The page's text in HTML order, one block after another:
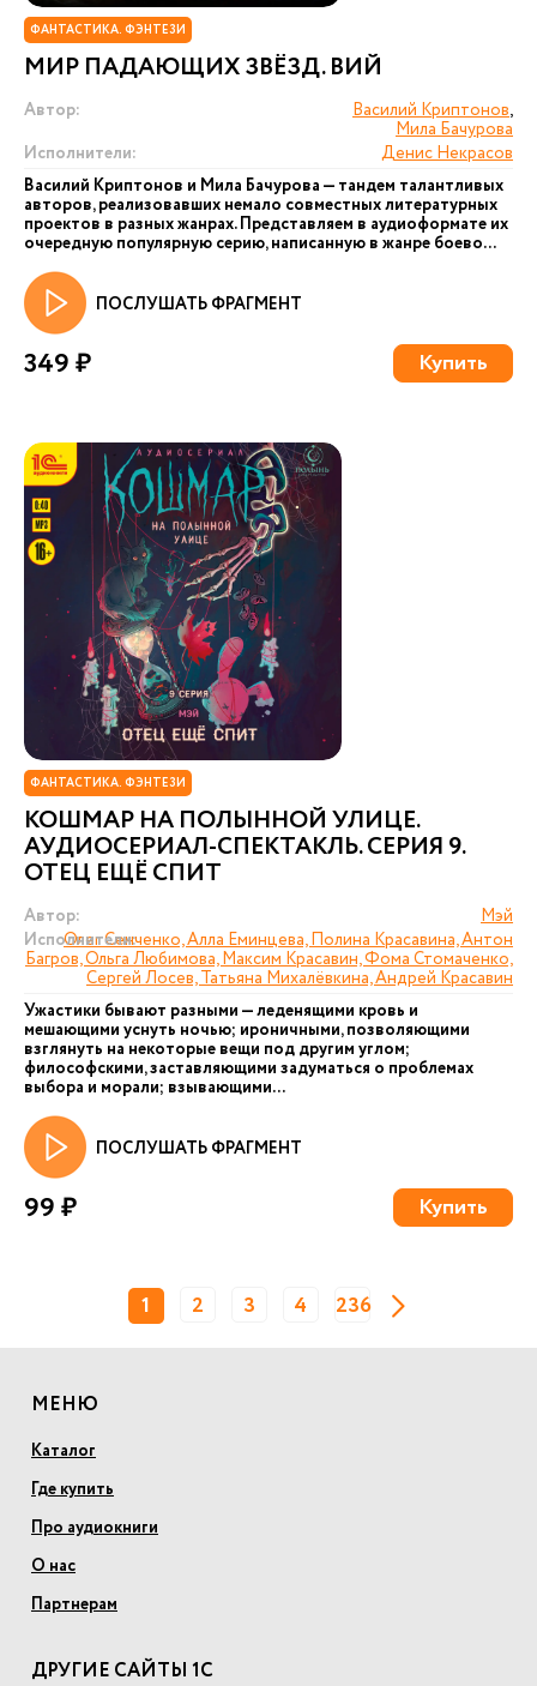
ФАНТАСТИКА. ФЭНТЕЗИ
МИР ПАДАЮЩИХ ЗВЁЗД. ВИЙ
Автор: Василий Криптонов,
Мила Бачурова
Исполнители:
Денис Некрасов
Василий Криптонов и Мила Бачурова — тандем талантливых
авторов, реализовавших немало совместных литературных
проектов в разных жанрах. Представляем в аудиоформате их
очередную популярную серию, написанную в жанре боево...
ПОСЛУШАТЬ ФРАГМЕНТ
349 ₽ Купить
ФАНТАСТИКА. ФЭНТЕЗИ
КОШМАР НА ПОЛЫННОЙ УЛИЦЕ.
АУДИОСЕРИАЛ-СПЕКТАКЛЬ. СЕРИЯ 9.
ОТЕЦ ЕЩЁ СПИТ
Автор:
Мэй
Исполнители:
Олег Сенченко, Алла Еминцева, Полина Красавина, Антон
Багров, Ольга Любимова, Максим Красавин, Фома Стомаченко,
Сергей Лосев, Татьяна Михалёвкина, Андрей Красавин
Ужастики бывают разными — леденящими кровь и
мешающими уснуть ночью; ироничными, позволяющими
взглянуть на некоторые вещи под другим углом;
философскими, заставляющими задуматься о проблемах
выбора и морали; взывающими...
ПОСЛУШАТЬ ФРАГМЕНТ
99 ₽ Купить
1 2 3 4 236
МЕНЮ
Каталог
Где купить
Про аудиокниги
О нас
Партнерам
ДРУГИЕ САЙТЫ 1С